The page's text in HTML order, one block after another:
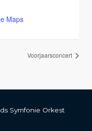
Maps
Voorjaarsconcert
Symfonie Orkest